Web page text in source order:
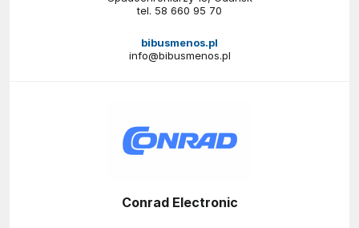
tel. 58 660 95 70
bibusmenos.pl
info@bibusmenos.pl
Conrad Electronic